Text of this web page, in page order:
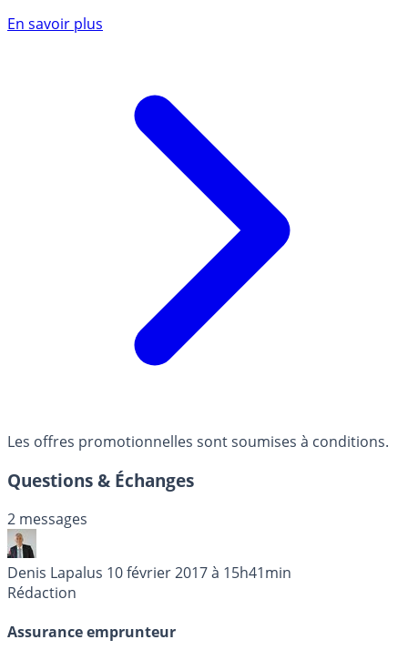
En savoir plus
Les offres promotionnelles sont soumises à conditions.
Questions & Échanges
2 messages
Denis Lapalus 10 février 2017 à 15h41min
Rédaction
Assurance emprunteur